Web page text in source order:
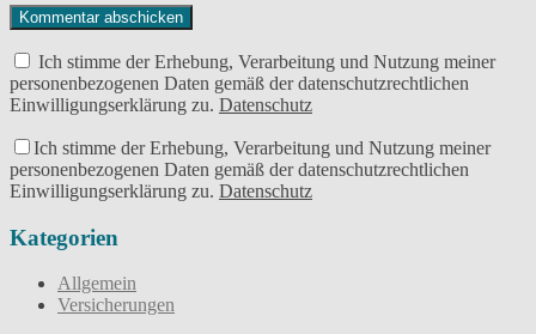
Ich stimme der Erhebung, Verarbeitung und Nutzung meiner
personenbezogenen Daten gemäß der datenschutzrechtlichen
Einwilligungserklärung zu. Datenschutz
Ich stimme der Erhebung, Verarbeitung und Nutzung meiner
personenbezogenen Daten gemäß der datenschutzrechtlichen
Einwilligungserklärung zu. Datenschutz
Kategorien
Allgemein
Versicherungen